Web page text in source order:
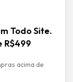
Todo Site.
R$499
acima de